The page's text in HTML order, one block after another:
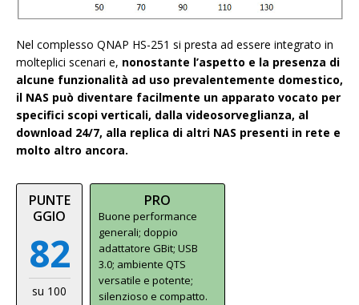
Nel complesso QNAP HS-251 si presta ad essere integrato in
molteplici scenari e, nonostante l’aspetto e la presenza di
alcune funzionalità ad uso prevalentemente domestico,
il NAS può diventare facilmente un apparato vocato per
specifici scopi verticali, dalla videosorveglianza, al
download 24/7, alla replica di altri NAS presenti in rete e
molto altro ancora.
PUNTE
GGIO
82
su 100
PRO
Buone performance
generali; doppio
adattatore GBit; USB
3.0; ambiente QTS
versatile e potente;
silenzioso e compatto.